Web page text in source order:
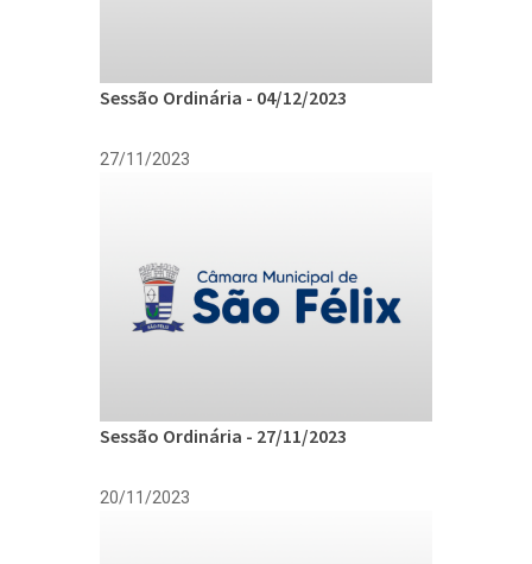
Sessão Ordinária - 04/12/2023
27/11/2023
Sessão Ordinária - 27/11/2023
20/11/2023